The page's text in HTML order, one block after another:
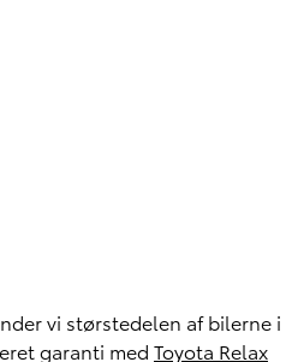
vi størstedelen af bilerne i
garanti med Toyota Relax